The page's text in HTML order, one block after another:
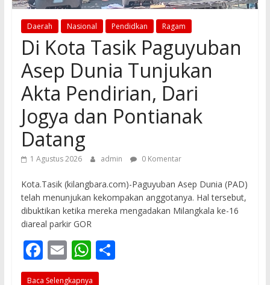
Daerah Nasional Pendidkan Ragam
Di Kota Tasik Paguyuban
Asep Dunia Tunjukan
Akta Pendirian, Dari
Jogya dan Pontianak
Datang
1 Agustus 2026 admin 0 Komentar
Kota.Tasik (kilangbara.com)-Paguyuban Asep Dunia (PAD)
telah menunjukan kekompakan anggotanya. Hal tersebut,
dibuktikan ketika mereka mengadakan Milangkala ke-16
diareal parkir GOR
F
ac
E
m
W
h
S
Baca Selengkapnya